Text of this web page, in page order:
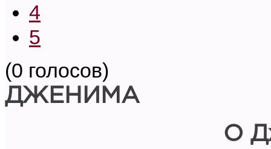
4
5
(0 голосов)
ДЖЕНИМА
О